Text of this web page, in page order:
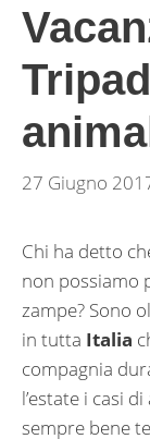
27 Giugno
Chi ha detto
non possiamo
zampe? Sono
in tutta Italia
compagnia
l’estate i casi
sempre bene